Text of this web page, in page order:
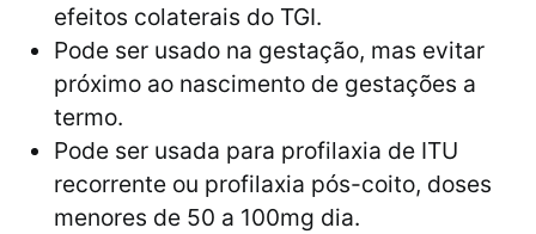
efeitos colaterais do TGI.
Pode ser usado na gestação, mas evitar
próximo ao nascimento de gestações a
termo.
Pode ser usada para profilaxia de ITU
recorrente ou profilaxia pós-coito, doses
menores de 50 a 100mg dia.